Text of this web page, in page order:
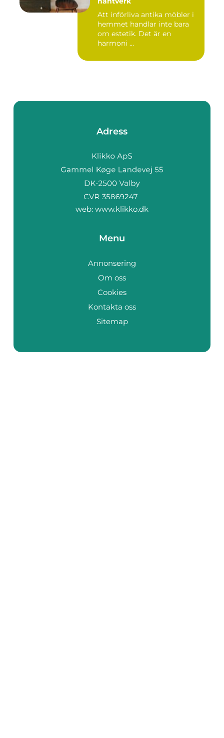
Att införliva antika möbler i
hemmet handlar inte bara
om estetik. Det är en
harmoni ...
Adress
web: www.klikko.dk
Menu
Annonsering
Om oss
Cookies
Kontakta oss
Sitemap